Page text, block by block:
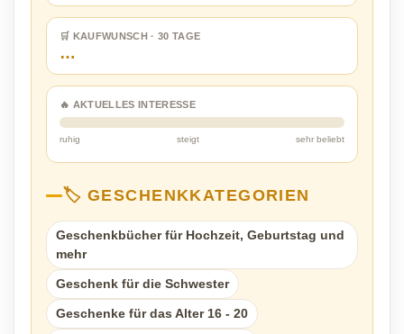
🛒 KAUFWUNSCH · 30 TAGE
…
🔥 AKTUELLES INTERESSE
ruhig steigt sehr beliebt
🏷️ GESCHENKKATEGORIEN
Geschenkbücher für Hochzeit, Geburtstag und
mehr
Geschenk für die Schwester
Geschenke für das Alter 16 - 20